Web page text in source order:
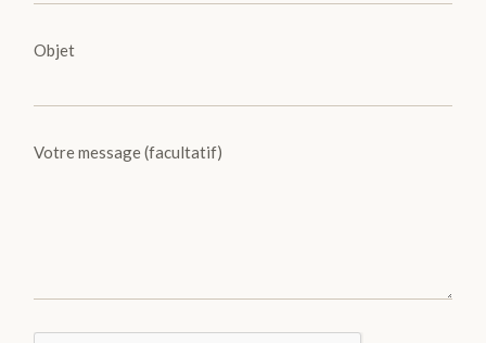
Objet
Votre message (facultatif)